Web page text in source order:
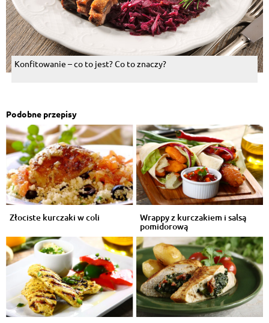
Konfitowanie – co to jest? Co to znaczy?
Podobne przepisy
Złociste kurczaki w coli Wrappy z kurczakiem i salsą
pomidorową